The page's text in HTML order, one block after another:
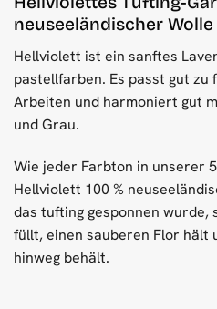
neuseeländischer Wolle
Hellviolett ist ein sanftes
pastellfarben. Es passt gut
Arbeiten und harmoniert gut
und Grau.
Wie jeder Farbton in unserer
Hellviolett 100 %
das tufting gesponnen wurde,
füllt, einen sauberen Flor hält
hinweg behält.